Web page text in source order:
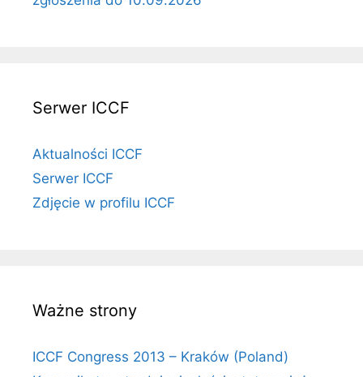
Serwer ICCF
Aktualności ICCF
Serwer ICCF
Zdjęcie w profilu ICCF
Ważne strony
ICCF Congress 2013 – Kraków (Poland)